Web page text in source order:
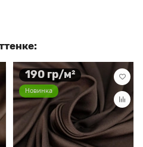
190 гр/м²
Новинка